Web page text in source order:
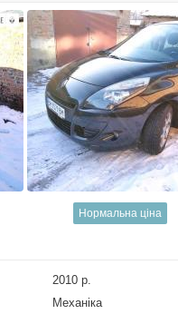
Нормальна ціна
2010 р.
Механіка